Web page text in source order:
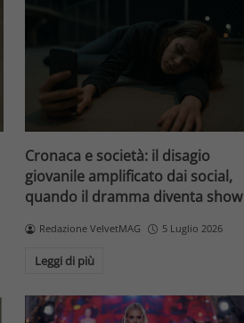
Cronaca e società: il disagio
giovanile amplificato dai social,
quando il dramma diventa show
Redazione VelvetMAG 5 Luglio 2026
Leggi di più